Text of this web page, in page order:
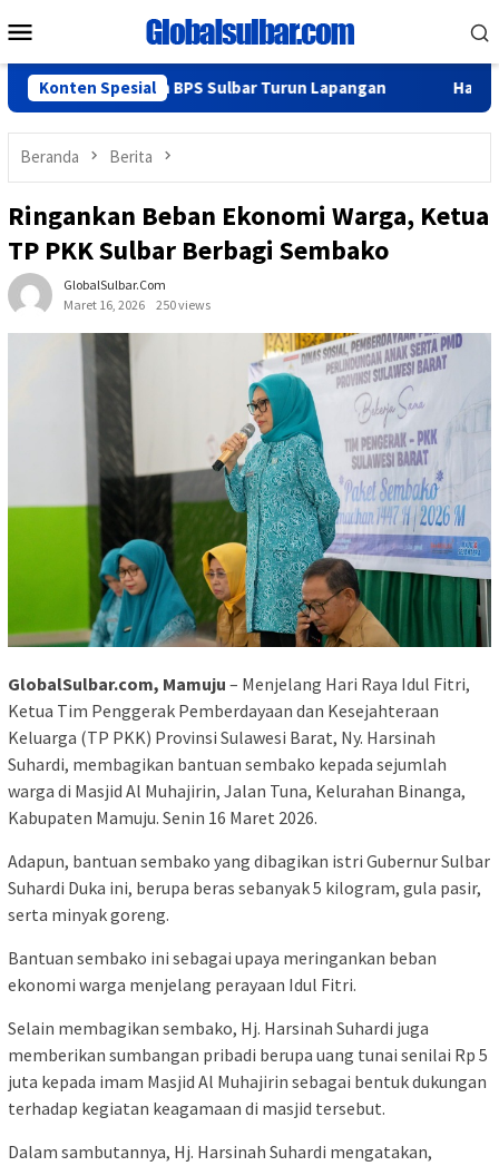
ke
Mobile
Konten Spesial
dan BPS Sulbar Turun Lapangan Hadiri Rakor,
Beranda Berita
Ringankan Beban Ekonomi Warga, Ketua
TP PKK Sulbar Berbagi Sembako
GlobalSulbar.com
Maret 16, 2026
250 views
GlobalSulbar.com, Mamuju – Menjelang Hari Raya Idul Fitri,
Ketua Tim Penggerak Pemberdayaan dan Kesejahteraan
Keluarga (TP PKK) Provinsi Sulawesi Barat, Ny. Harsinah
Suhardi, membagikan bantuan sembako kepada sejumlah
warga di Masjid Al Muhajirin, Jalan Tuna, Kelurahan Binanga,
Kabupaten Mamuju. Senin 16 Maret 2026.
Adapun, bantuan sembako yang dibagikan istri Gubernur Sulbar
Suhardi Duka ini, berupa beras sebanyak 5 kilogram, gula pasir,
serta minyak goreng.
Bantuan sembako ini sebagai upaya meringankan beban
ekonomi warga menjelang perayaan Idul Fitri.
Selain membagikan sembako, Hj. Harsinah Suhardi juga
memberikan sumbangan pribadi berupa uang tunai senilai Rp 5
juta kepada imam Masjid Al Muhajirin sebagai bentuk dukungan
terhadap kegiatan keagamaan di masjid tersebut.
Dalam sambutannya, Hj. Harsinah Suhardi mengatakan,